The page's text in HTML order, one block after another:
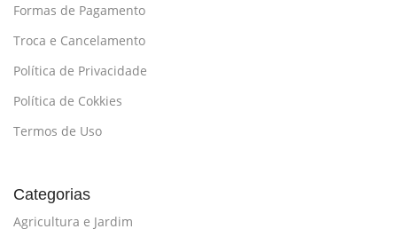
Formas de Pagamento
Troca e Cancelamento
Política de Privacidade
Política de Cokkies
Termos de Uso
Categorias
Agricultura e Jardim